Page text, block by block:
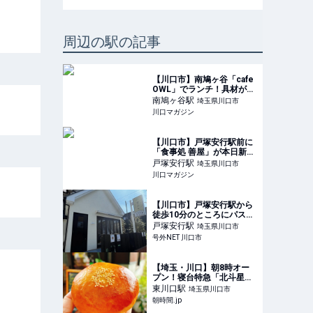
周辺の駅の記事
【川口市】南鳩ヶ谷「cafe
OWL」でランチ！具材がゴ
ロッと入った『OWLナポリ
タン（赤）』は、とても濃
厚な美味しさです。
南鳩ヶ谷駅 埼玉県川口市
川口マガジン
【川口市】戸塚安行駅前に
「食事処 善屋」が本日新オ
ープン！28歳の若き店主が
手掛ける定食屋。
戸塚安行駅 埼玉県川口市
川口マガジン
【川口市】戸塚安行駅から
徒歩10分のところにパスタ
＆バル「芝ふくー４８２９
ー」が9月8日(月)にオープ
ンするそうです！
戸塚安行駅 埼玉県川口市
号外NET 川口市
【埼玉・川口】朝8時オー
プン！寝台特急「北斗星」
の食堂を活用したレストラ
ンに併設の「Grand Chario
ベーカリー」 - 朝時間.jp
東川口駅 埼玉県川口市
朝時間.jp